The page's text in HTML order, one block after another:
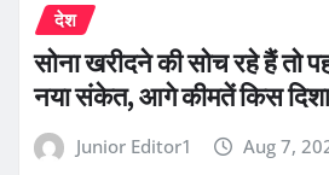
देश
सोना खरीदने की सोच रहे हैं तो
नया संकेत, आगे कीमतें किस
Junior Editor1 Aug 7,